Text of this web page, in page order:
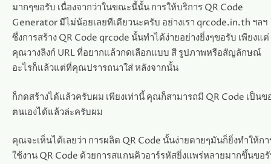
มากๆขอรับ เนื่องจากว่าในขณะนี้นั้น การให้บริการ QR Code
Generator มีไม่น้อยเลยทีเดียวนะครับ อย่างเรา qrcode.in.th ฯลฯ
ซึ่งการสร้าง QR Code qrcode นั้นทำได้ง่ายอย่างยิ่งๆขอรับ เพียงแต่
คุณวางลิงก์ URL ที่อยากแล้วกดเลือกแบบ สี รูปภาพหรือสัญลักษณ์
อะไรก็แล้วแต่ที่คุณปรารถนาใส่ หลังจากนั้น
ก็กดสร้างได้แล้วครับผม เพียงเท่านี้ คุณก็สามารถมี QR Code เป็นข
ตนเองได้แล้วล่ะครับผม
คุณจะเห็นได้เลยว่า การผลิต QR Code นั้นง่ายดายๆมันก็ยิ่งทำให้กา
ใช้งาน QR Code ด้วยการสแกนคิวอาร์รหัสยิ่งแพร่หลายมากขึ้นขอ